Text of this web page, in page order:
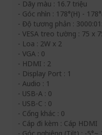
- Dãy màu : 16.7 triệu
- Góc nhìn : 178°(H) -
- Độ tương phản :
- VESA treo tường : 75 x
- Loa : 2W x 2
- VGA : 0
- HDMI : 2
- Display Port : 1
- Audio : 1
- USB-A : 0
- USB-C : 0
- Cổng khác : 0
- Cáp đi kèm : Cáp HDMI